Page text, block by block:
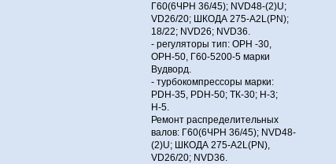
Г60(6ЧРН 36/45); NVD48-(2)U;
VD26/20; ШКОДА 275-A2L(PN);
18/22; NVD26; NVD36.
- регуляторы тип: ОРН -30,
ОРН-50, Г60-5200-5 марки
Вудворд.
- турбокомпрессоры марки:
PDH-35, PDH-50; ТК-30; Н-3;
Н-5.
Ремонт распределительных
валов: Г60(6ЧРН 36/45); NVD48-
(2)U; ШКОДА 275-A2L(PN),
VD26/20; NVD36.